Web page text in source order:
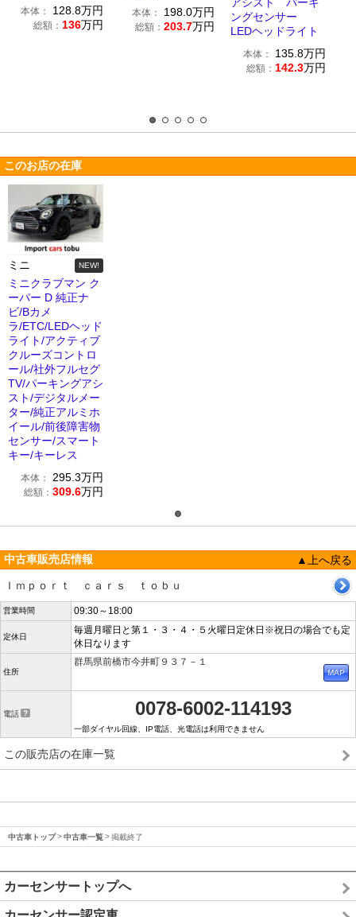
本体： 128.8万円
総額： 136万円
本体： 198.0万円
総額： 203.7万円
ングセンサー
LEDヘッドライト
本体： 135.8万円
総額： 142.3万円
このお店の在庫
ミニ NEW!
ミニクラブマン ク
ーパー D 純正ナ
ビ/Bカメ
ラ/ETC/LEDヘッド
ライト/アクティブ
クルーズコントロ
ール/社外フルセグ
TV/パーキングアシ
スト/デジタルメー
ター/純正アルミホ
イール/前後障害物
センサー/スマート
キー/キーレス
本体： 295.3万円
総額： 309.6万円
中古車販売店情報
▲上へ戻る
Ｉｍｐｏｒｔ ｃａｒｓ ｔｏｂｕ
営業時間 09:30～18:00
定休日
毎週月曜日と第１・３・４・５火曜日定休日※祝日の場合でも定
休日なります
住所
群馬県前橋市今井町９３７－１
電話 0078-6002-114193
一部ダイヤル回線、IP電話、光電話は利用できません
この販売店の在庫一覧
中古車トップ 中古車一覧 掲載終了
カーセンサートップへ